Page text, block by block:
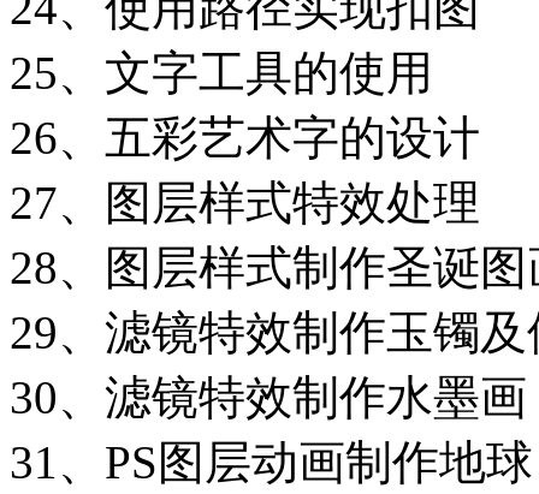
25、文字工具的使用
26、五彩艺术字的设计
27、图层样式特效处理
28、图层样式制作圣诞图
29、滤镜特效制作玉镯
30、滤镜特效制作水墨画
31、PS图层动画制作地球